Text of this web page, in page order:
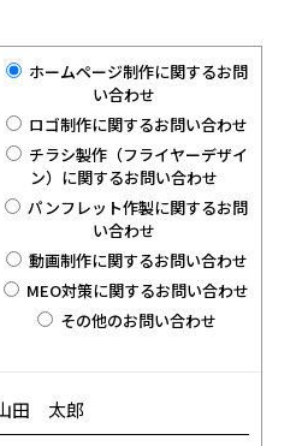
ホームページ制作に関するお問
い合わせ
ロゴ制作に関するお問い合わせ
チラシ製作（フライヤーデザイ
ン）に関するお問い合わせ
パンフレット作製に関するお問
い合わせ
動画制作に関するお問い合わせ
MEO対策に関するお問い合わせ
その他のお問い合わせ